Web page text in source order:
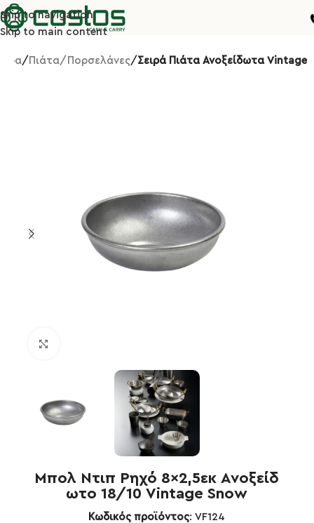
Skip to navigation
Skip to main content
Πιάτα/Πορσελάνες Σειρά Πιάτα Ανοξείδωτα Vintage
Μπoλ Ντιπ Ρηχό 8×2,5εκ Ανοξείδ
ωτο 18/10 Vintage Snow
Κωδικός προϊόντος: VF124